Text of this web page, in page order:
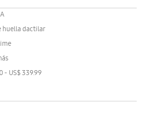
huella dactilar
- US$ 339.99